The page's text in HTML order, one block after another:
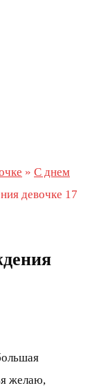
» С днем
девочке 17
желаю,